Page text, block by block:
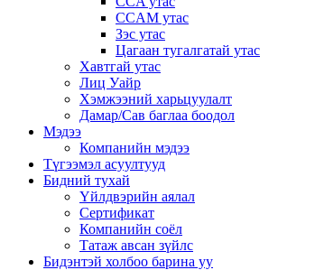
CCAM утас
Зэс утас
Цагаан тугалгатай утас
Хавтгай утас
Лиц Уайр
Хэмжээний харьцуулалт
Дамар/Сав баглаа боодол
Мэдээ
Компанийн мэдээ
Түгээмэл асуултууд
Бидний тухай
Үйлдвэрийн аялал
Сертификат
Компанийн соёл
Татаж авсан зүйлс
Бидэнтэй холбоо барина уу